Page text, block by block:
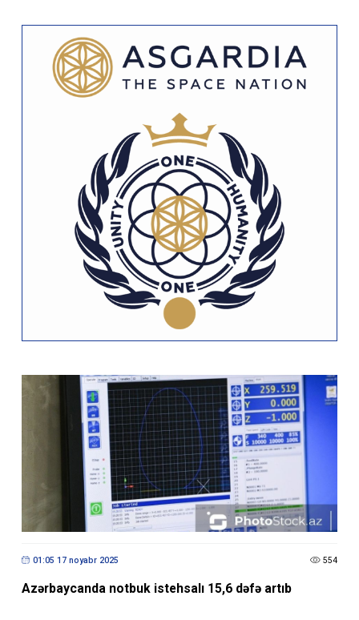
01:05 17 noyabr 2025 554
Azərbaycanda notbuk istehsalı 15,6 dəfə artıb